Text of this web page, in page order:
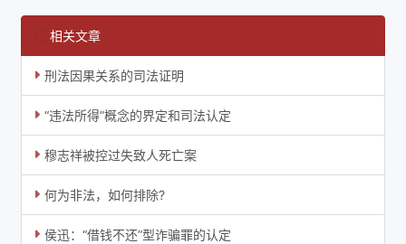
相关文章
刑法因果关系的司法证明
“违法所得”概念的界定和司法认定
穆志祥被控过失致人死亡案
何为非法，如何排除?
侯迅：“借钱不还”型诈骗罪的认定